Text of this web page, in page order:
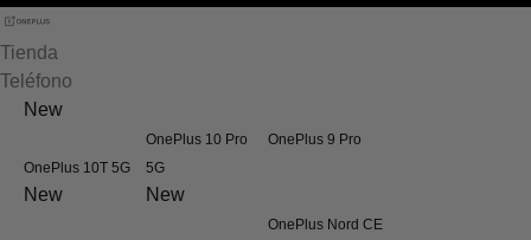
Tienda
Teléfono
New
OnePlus 10T 5G
OnePlus 10 Pro
5G
OnePlus 9 Pro
New New
OnePlus Nord CE